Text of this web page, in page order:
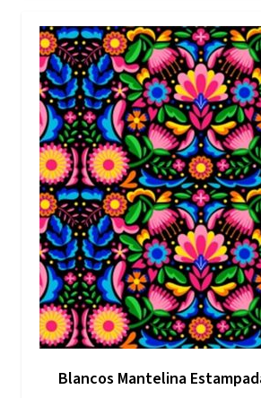
Blancos Mantelina